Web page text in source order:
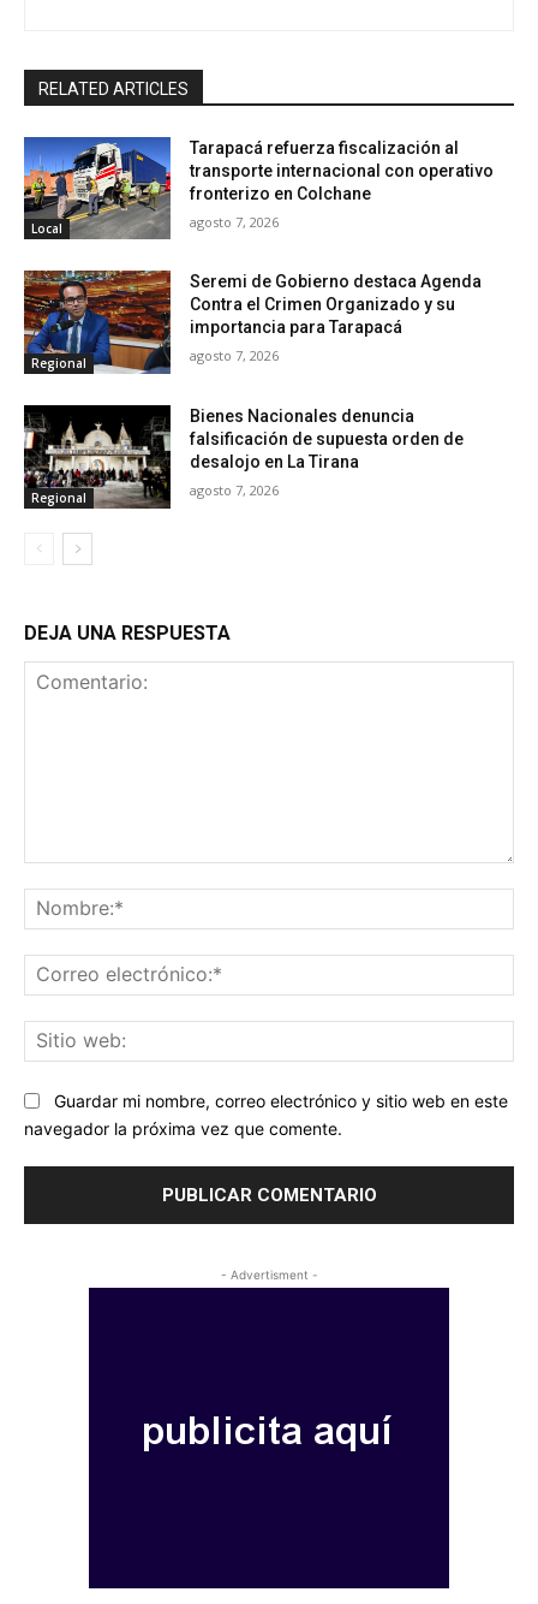
RELATED ARTICLES
Local
Tarapacá refuerza fiscalización al
transporte internacional con operativo
fronterizo en Colchane
agosto 7, 2026
Regional
Seremi de Gobierno destaca Agenda
Contra el Crimen Organizado y su
importancia para Tarapacá
agosto 7, 2026
Regional
Bienes Nacionales denuncia
falsificación de supuesta orden de
desalojo en La Tirana
agosto 7, 2026
DEJA UNA RESPUESTA
Guardar mi nombre, correo electrónico y sitio web en este
navegador la próxima vez que comente.
- Advertisment -